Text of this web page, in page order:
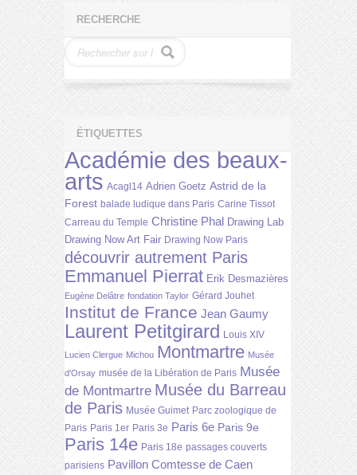
RECHERCHE
ÉTIQUETTES
Académie des beaux-
arts Acagl14 Adrien Goetz Astrid de la
Forest balade ludique dans Paris Carine Tissot
Carreau du Temple Christine Phal Drawing Lab
Drawing Now Art Fair Drawing Now Paris
découvrir autrement Paris
Emmanuel Pierrat Erik Desmazières
Eugène Delâtre fondation Taylor Gérard Jouhet
Institut de France Jean Gaumy
Laurent Petitgirard Louis XIV
Lucien Clergue Michou Montmartre Musée
d'Orsay musée de la Libération de Paris Musée
de Montmartre Musée du Barreau
de Paris Musée Guimet Parc zoologique de
Paris Paris 1er Paris 3e Paris 6e Paris 9e
Paris 14e Paris 18e passages couverts
parisiens Pavillon Comtesse de Caen